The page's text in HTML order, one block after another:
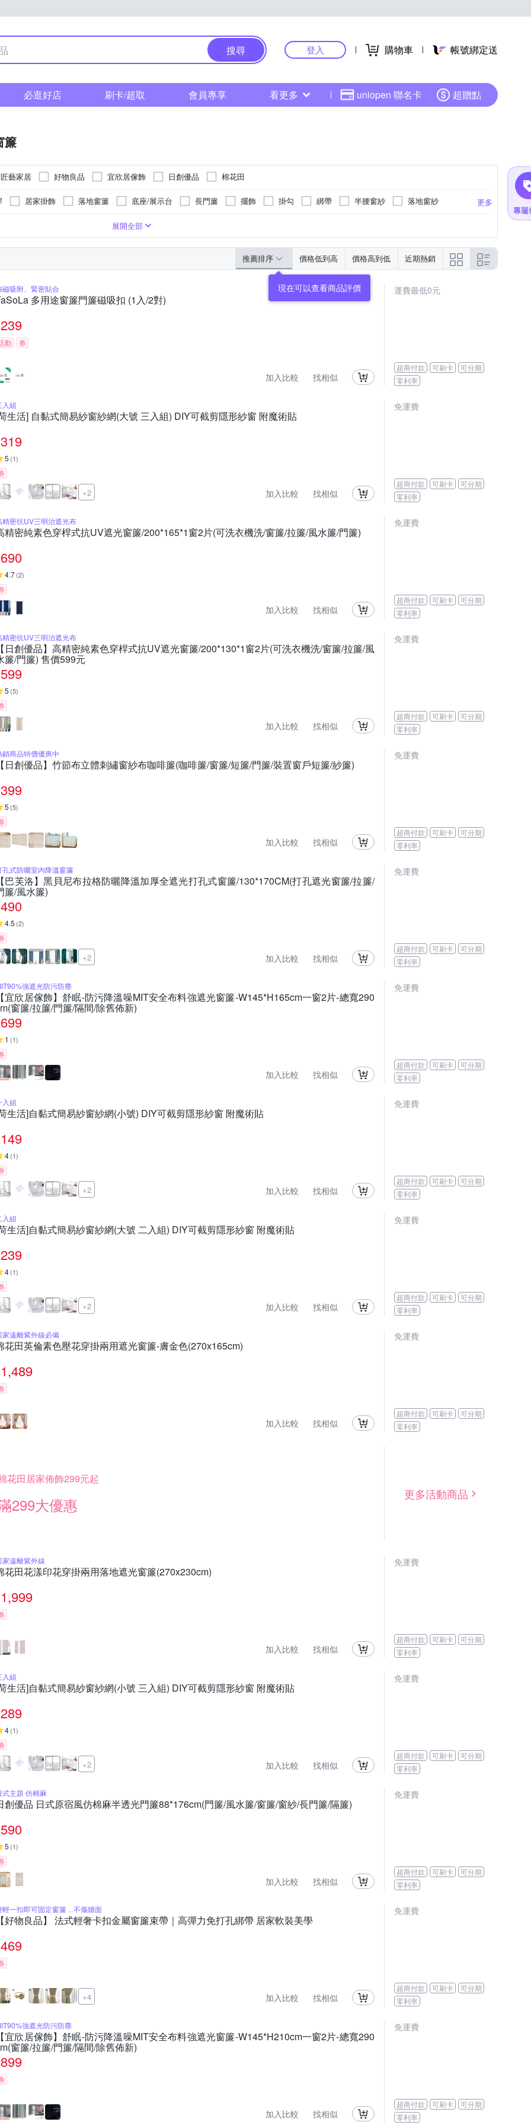
搜尋 登入 購物車 帳號綁定送
必逛好店 刷卡/超取 會員專享 看更多 uniopen 聯名卡 超贈點
簾
匠藝家居 好物良品 宜欣居傢飾 日創優品 棉花田
更多
居家掛飾 落地窗簾 底座/展示台 長門簾 擺飾 掛勾 綁帶 半腰窗紗
落地窗紗
可釘掛；商品內含釘勾
展開全部
推薦排序 價格低到高 價格高到低 近期熱銷
磁吸附、緊密貼合
多用途窗簾門簾磁吸扣 (1入/2對)
239
動 券
加入比較 找相似
運費最低0元
超商付款 可刷卡
可分期
零利率
入組
生活] 自黏式簡易紗窗紗網(大號 三入組) DIY可截剪隱形紗窗 附魔術貼
319
5 (1)
+2 加入比較 找相似
免運費
超商付款 可刷卡
可分期
零利率
精密抗UV三明治遮光布
精密純素色穿桿式抗UV遮光窗簾/200*165*1窗2片(可洗衣機洗/窗簾/拉簾/風水簾/門簾)
690
4.7(2)
加入比較 找相似
免運費
超商付款 可刷卡
可分期
零利率
精密抗UV三明治遮光布
日創優品】高精密純素色穿桿式抗UV遮光窗簾/200*130*1窗2片(可洗衣機洗/窗簾/拉簾/風
簾/門簾) 售價599元
599
5 (5)
加入比較 找相似
免運費
超商付款 可刷卡
可分期
零利率
銷商品特價優惠中
日創優品】竹節布立體刺繡窗紗布咖啡簾(咖啡簾/窗簾/短簾/門簾/裝置窗戶短簾/紗簾)
399
5 (5)
加入比較 找相似
免運費
超商付款 可刷卡
可分期
零利率
孔式防曬室內降溫窗簾
巴芙洛】黑貝尼布拉格防曬降溫加厚全遮光打孔式窗簾/130*170CM(打孔遮光窗簾/拉簾/
簾/風水簾)
490
4.5 (2)
+2 加入比較 找相似
免運費
超商付款 可刷卡
可分期
零利率
強遮光防污防塵
宜欣居傢飾】舒眠-防污降溫噪MIT安全布料強遮光窗簾-W145*H165cm一窗2片-總寬290
窗簾/拉簾/門簾/隔間/除舊佈新)
699
1 (1)
加入比較 找相似
免運費
超商付款 可刷卡
可分期
零利率
入組
生活]自黏式簡易紗窗紗網(小號) DIY可截剪隱形紗窗 附魔術貼
149
4(1)
+2 加入比較 找相似
免運費
超商付款 可刷卡
可分期
零利率
入組
生活]自黏式簡易紗窗紗網(大號 二入組) DIY可截剪隱形紗窗 附魔術貼
239
4(1)
+2 加入比較 找相似
免運費
超商付款 可刷卡
可分期
零利率
家遠離紫外線必備
花田英倫素色壓花穿掛兩用遮光窗簾-膚金色(270x165cm)
1,489
加入比較 找相似
免運費
超商付款 可刷卡
可分期
零利率
花田居家佈飾299元起
299大優惠
更多活動商品
家遠離紫外線
花田花漾印花穿掛兩用落地遮光窗簾(270x230cm)
1,999
加入比較 找相似
免運費
超商付款 可刷卡
可分期
零利率
入組
生活]自黏式簡易紗窗紗網(小號 三入組) DIY可截剪隱形紗窗 附魔術貼
289
4(1)
+2 加入比較 找相似
免運費
超商付款 可刷卡
可分期
零利率
式主題 仿棉麻
創優品 日式原宿風仿棉麻半透光門簾88*176cm(門簾/風水簾/窗簾/窗紗/長門簾/隔簾)
590
5 (1)
加入比較 找相似
免運費
超商付款 可刷卡
可分期
零利率
輕一扣即可固定窗簾，不傷牆面
好物良品】 法式輕奢卡扣金屬窗簾束帶｜高彈力免打孔綁帶 居家軟裝美學
469
+4 加入比較 找相似
免運費
超商付款 可刷卡
可分期
零利率
強遮光防污防塵
宜欣居傢飾】舒眠-防污降溫噪MIT安全布料強遮光窗簾-W145*H210cm一窗2片-總寬290
窗簾/拉簾/門簾/隔間/除舊佈新)
899
加入比較 找相似
免運費
超商付款 可刷卡
可分期
零利率